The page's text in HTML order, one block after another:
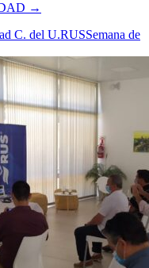
→
C. del U.RUSSemana de